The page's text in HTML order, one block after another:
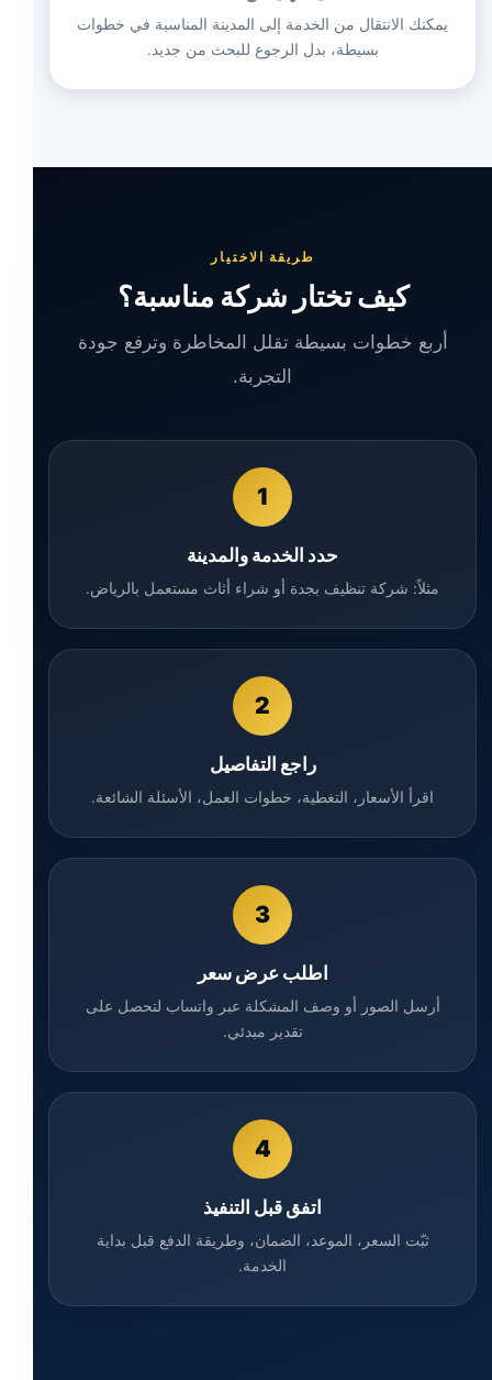
يمكنك الانتقال من الخدمة إلى المدينة المناسبة في خطوات
بسيطة، بدل الرجوع للبحث من جديد.
طريقة الاختيار
كيف تختار شركة مناسبة؟
أربع خطوات بسيطة تقلل المخاطرة وترفع جودة
التجربة.
1
حدد الخدمة والمدينة
مثلاً: شركة تنظيف بجدة أو شراء أثاث مستعمل بالرياض.
2
راجع التفاصيل
اقرأ الأسعار، التغطية، خطوات العمل، الأسئلة الشائعة.
3
اطلب عرض سعر
أرسل الصور أو وصف المشكلة عبر واتساب لتحصل على
تقدير مبدئي.
4
اتفق قبل التنفيذ
ثبّت السعر، الموعد، الضمان، وطريقة الدفع قبل بداية
الخدمة.